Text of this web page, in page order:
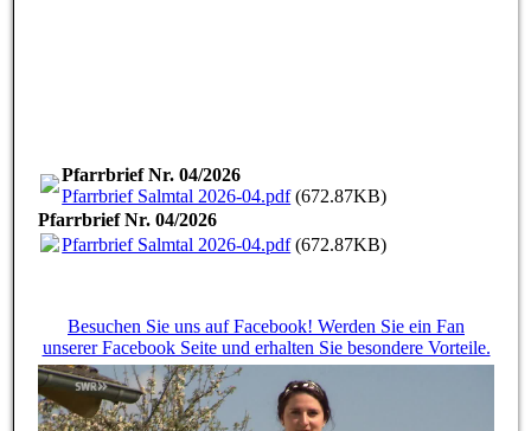
Pfarrbrief Nr. 04/2026
Pfarrbrief Salmtal 2026-04.pdf(672.87KB)
Pfarrbrief Nr. 04/2026
Pfarrbrief Salmtal 2026-04.pdf(672.87KB)
Besuchen Sie uns auf Facebook! Werden Sie ein Fan
unserer Facebook Seite und erhalten Sie besondere Vorteile.